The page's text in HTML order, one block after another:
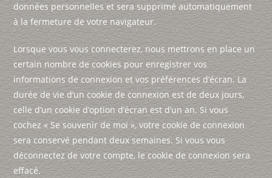
données personnelles et sera supprimé automatiquement
à la fermeture de votre navigateur.
Lorsque vous vous connecterez, nous mettrons en place un
certain nombre de cookies pour enregistrer vos
informations de connexion et vos préférences d’écran. La
durée de vie d’un cookie de connexion est de deux jours,
celle d’un cookie d’option d’écran est d’un an. Si vous
cochez « Se souvenir de moi », votre cookie de connexion
sera conservé pendant deux semaines. Si vous vous
déconnectez de votre compte, le cookie de connexion sera
effacé.